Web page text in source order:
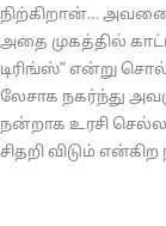
நிற்கிறான்…
அதை முகத்தில்
டிரிங்ஸ்” என்று
லேசாக நகர்ந்து
நன்றாக உரசி
சிதறி விடும்